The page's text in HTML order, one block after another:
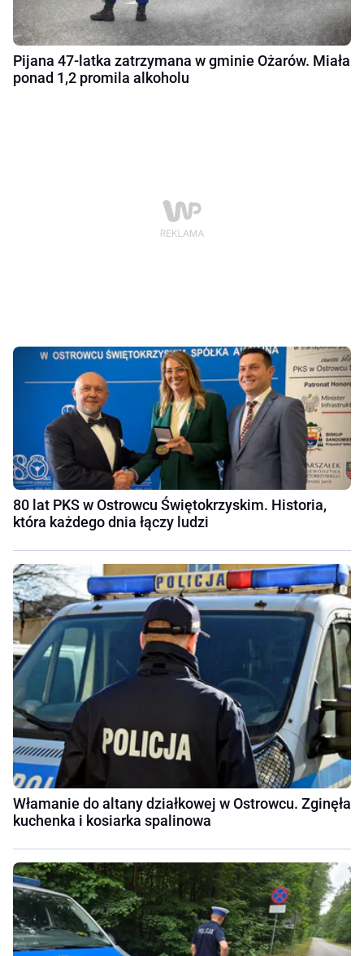
Pijana 47-latka zatrzymana w gminie Ożarów. Miała
ponad 1,2 promila alkoholu
80 lat PKS w Ostrowcu Świętokrzyskim. Historia,
która każdego dnia łączy ludzi
Włamanie do altany działkowej w Ostrowcu. Zginęła
kuchenka i kosiarka spalinowa